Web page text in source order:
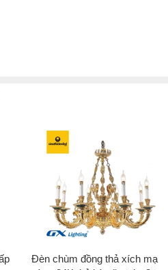
Đèn chùm đồng thả xích mạ